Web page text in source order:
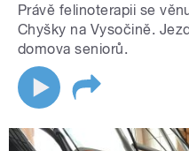
Právě felinoterapii se
Chyšky na Vysočině.
domova seniorů.